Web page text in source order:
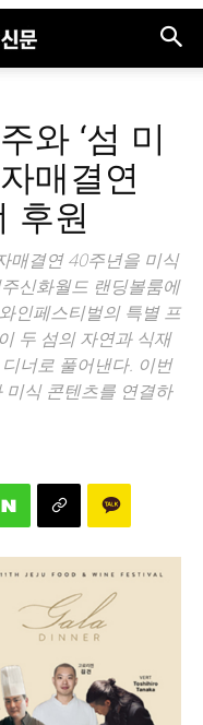
와 ‘섬 미
매결연
후원
매결연 40주년을 미식
신화월드 랜딩볼룸에
인페스티벌의 특별 프
두 섬의 자연과 식재
너로 풀어낸다. 이번
미식 콘텐츠를 연결하